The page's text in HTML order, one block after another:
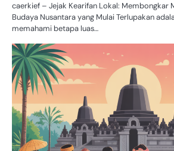
caerkief – Jejak Kearifan Lokal: Membongkar
Budaya Nusantara yang Mulai Terlupakan
memahami betapa luas…